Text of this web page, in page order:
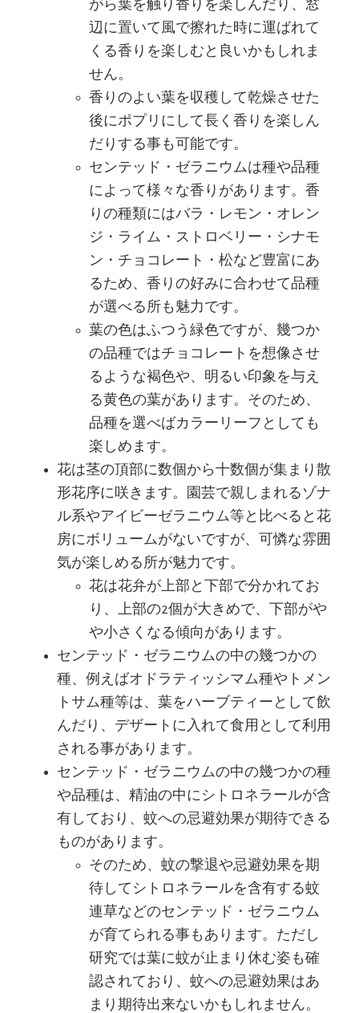
がら葉を触り香りを楽しんだり、窓
辺に置いて風で擦れた時に運ばれて
くる香りを楽しむと良いかもしれま
せん。
香りのよい葉を収穫して乾燥させた
後にポプリにして長く香りを楽しん
だりする事も可能です。
センテッド・ゼラニウムは種や品種
によって様々な香りがあります。香
りの種類にはバラ・レモン・オレン
ジ・ライム・ストロベリー・シナモ
ン・チョコレート・松など豊富にあ
るため、香りの好みに合わせて品種
が選べる所も魅力です。
葉の色はふつう緑色ですが、幾つか
の品種ではチョコレートを想像させ
るような褐色や、明るい印象を与え
る黄色の葉があります。そのため、
品種を選べばカラーリーフとしても
楽しめます。
花は茎の頂部に数個から十数個が集まり散
形花序に咲きます。園芸で親しまれるゾナ
ル系やアイビーゼラニウム等と比べると花
房にボリュームがないですが、可憐な雰囲
気が楽しめる所が魅力です。
花は花弁が上部と下部で分かれてお
り、上部の2個が大きめで、下部がや
や小さくなる傾向があります。
センテッド・ゼラニウムの中の幾つかの
種、例えばオドラティッシマム種やトメン
トサム種等は、葉をハーブティーとして飲
んだり、デザートに入れて食用として利用
される事があります。
センテッド・ゼラニウムの中の幾つかの種
や品種は、精油の中にシトロネラールが含
有しており、蚊への忌避効果が期待できる
ものがあります。
そのため、蚊の撃退や忌避効果を期
待してシトロネラールを含有する蚊
連草などのセンテッド・ゼラニウム
が育てられる事もあります。ただし
研究では葉に蚊が止まり休む姿も確
認されており、蚊への忌避効果はあ
まり期待出来ないかもしれません。